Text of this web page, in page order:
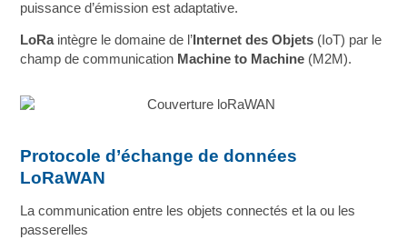
puissance d’émission est adaptative.
LoRaintègre le domaine de l’ Internet des Objets (IoT) par le
champ de communication Machine to Machine (M2M).
Protocole d’échange de données
LoRaWAN
La communication entre les objets connectés et la ou les
passerelles